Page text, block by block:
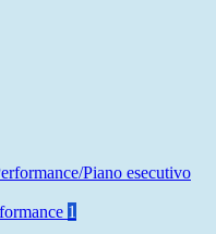
Piano esecutivo
1